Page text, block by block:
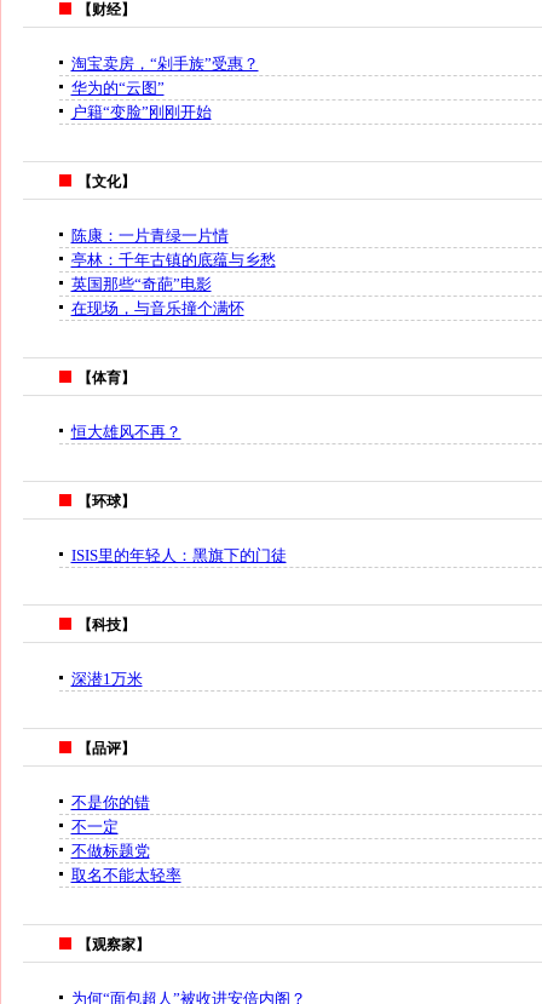
【财经】
淘宝卖房，“剁手族”受惠？
华为的“云图”
户籍“变脸”刚刚开始
【文化】
陈康：一片青绿一片情
亭林：千年古镇的底蕴与乡愁
英国那些“奇葩”电影
在现场，与音乐撞个满怀
【体育】
恒大雄风不再？
【环球】
ISIS里的年轻人：黑旗下的门徒
【科技】
深潜1万米
【品评】
不是你的错
不一定
不做标题党
取名不能太轻率
【观察家】
为何“面包超人”被收进安倍内阁？